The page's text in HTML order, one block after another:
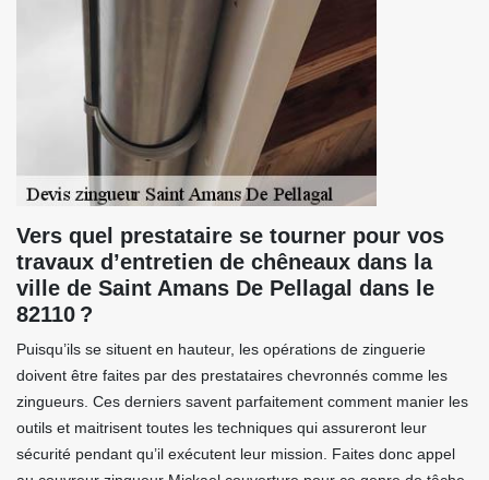
Vers quel prestataire se tourner pour vos
travaux d’entretien de chêneaux dans la
ville de Saint Amans De Pellagal dans le
82110 ?
Puisqu’ils se situent en hauteur, les opérations de zinguerie
doivent être faites par des prestataires chevronnés comme les
zingueurs. Ces derniers savent parfaitement comment manier les
outils et maitrisent toutes les techniques qui assureront leur
sécurité pendant qu’il exécutent leur mission. Faites donc appel